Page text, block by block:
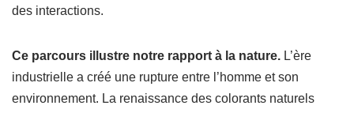
des interactions.
Ce parcours illustre notre rapport à la nature. L’ère
industrielle a créé une rupture entre l’homme et son
environnement. La renaissance des colorants naturels